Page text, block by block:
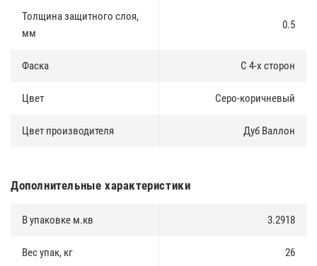
Толщина защитного слоя,
мм
0.5
Фаска С 4-х сторон
Цвет Серо-коричневый
Цвет производителя Дуб Валлон
Дополнительные характеристики
В упаковке м.кв 3.2918
Вес упак, кг 26